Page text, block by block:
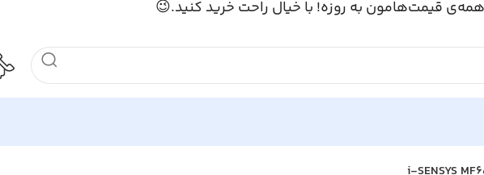
همه‌ی قیمت‌هامون به روزه! با خیال راحت خرید کنید.😉